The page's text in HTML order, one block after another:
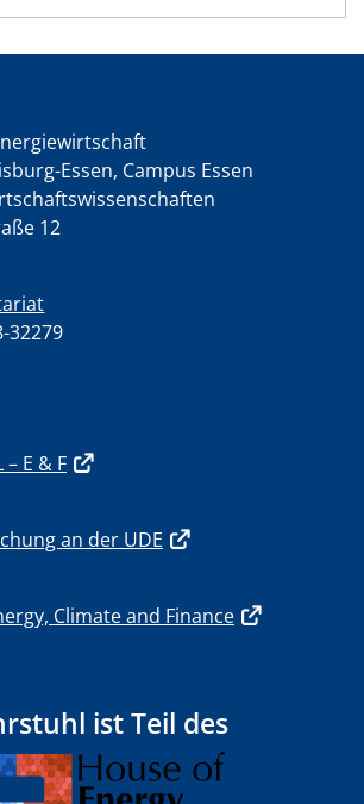
Essen, Campus Essen
12
32279
E & F
an der UDE
Climate and Finance
ist Teil des